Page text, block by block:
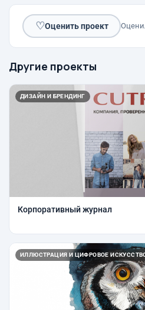
♡Оценить проект
Другие проекты
ДИЗАЙН И БРЕНДИНГ
Корпоративный журнал
ИЛЛЮСТРАЦИЯ И ЦИФРОВОЕ